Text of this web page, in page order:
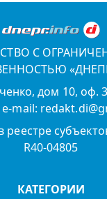
С
дом 10, оф.
e-mail:
реестре
R40-04805
КАТЕГОРИИ